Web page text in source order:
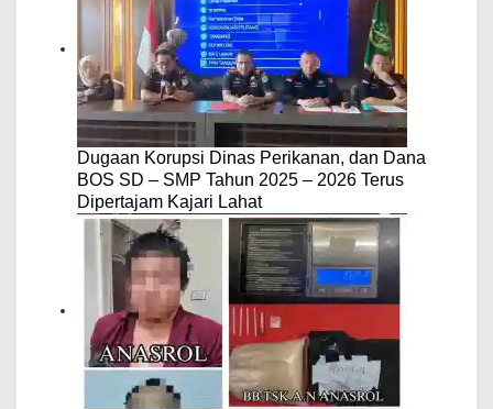
Dugaan Korupsi Dinas Perikanan, dan Dana
BOS SD – SMP Tahun 2025 – 2026 Terus
Dipertajam Kajari Lahat